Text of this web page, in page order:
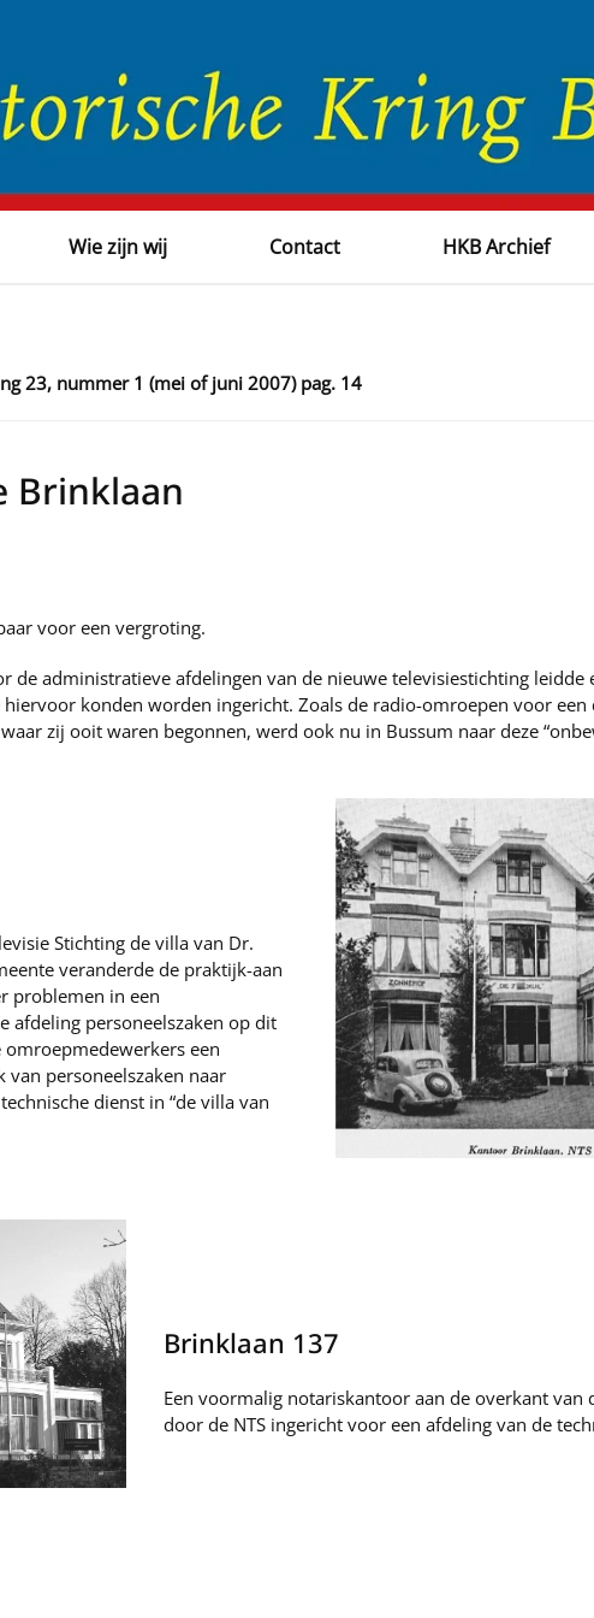
Wie zijn wij Contact HKB Archief
23, nummer 1 (mei of juni 2007) pag. 14
Brinklaan
voor een vergroting.
administratieve afdelingen van de nieuwe televisiestichting leidde
konden worden ingericht. Zoals de radio-omroepen voor een
zij ooit waren begonnen, werd ook nu in Bussum naar deze
Stichting de villa van Dr.
veranderde de praktijk-aan
problemen in een
afdeling personeelszaken op dit
een
personeelszaken naar
dienst in “de villa van
Brinklaan 137
Een voormalig notariskantoor aan de overkant van
door de NTS ingericht voor een afdeling van de